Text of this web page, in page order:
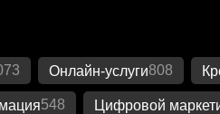
Онлайн-услуги808
548 Цифровой